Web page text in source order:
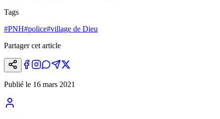
Tags
#PNH#police#village de Dieu
Partager cet article
Publié le 16 mars 2021